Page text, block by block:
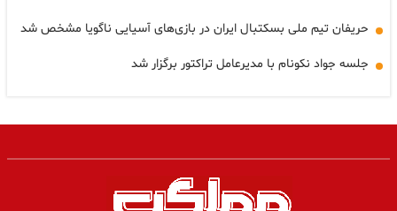
حریفان تیم ملی بسکتبال ایران در بازی‌های آسیایی ناگویا مشخص شد
جلسه جواد نکونام با مدیرعامل تراکتور برگزار شد